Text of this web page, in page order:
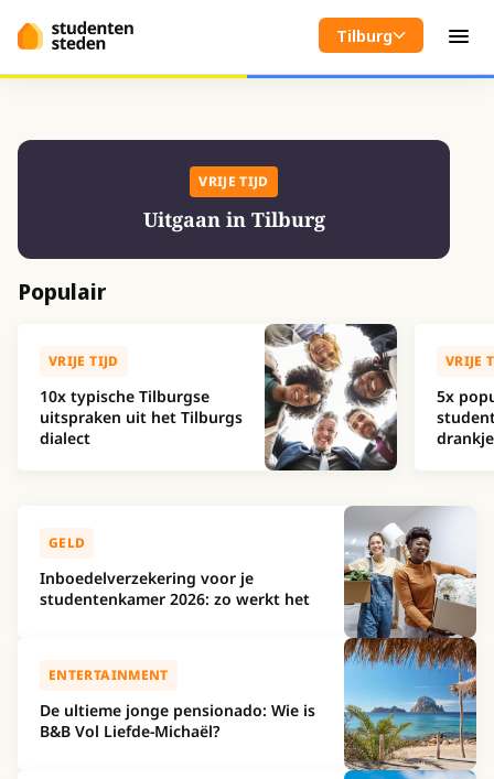
Tilburg
VRIJE TIJD
Uitgaan in Tilburg
Populair
VRIJE TIJD
10x typische Tilburgse
uitspraken uit het Tilburgs
dialect
VRIJE
5x
GELD
Inboedelverzekering voor je
studentenkamer 2026: zo werkt het
ENTERTAINMENT
De ultieme jonge pensionado: Wie is
B&B Vol Liefde-Michaël?